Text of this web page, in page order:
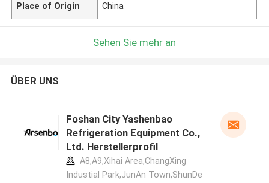
Place of Origin China
Sehen Sie mehr an
ÜBER UNS
Foshan City Yashenbao
Refrigeration Equipment Co.,
Ltd. Herstellerprofil
A8,A9,Xihai Area,ChangXing
Industial Park,JunAn Town,ShunDe